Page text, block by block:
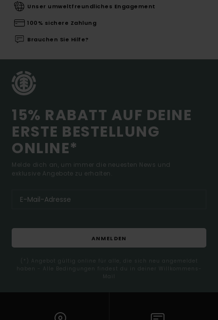
Unser umweltfreundliches Engagement
100% sichere Zahlung
Brauchen Sie Hilfe?
15% RABATT AUF DEINE
ERSTE BESTELLUNG
ONLINE*
Melde dich an, um immer die neuesten News und
exklusive Angebote zu erhalten.
ANMELDEN
(*) Angebot gültig online für alle, die sich neu angemeldet
haben - Alle Bedingungen findest du in deiner Willkommens-
Mail